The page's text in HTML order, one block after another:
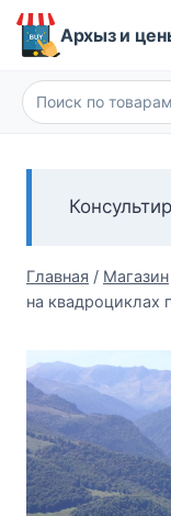
Перейти
Архыз и
Искать:
Главная / Магазин
на квадроциклах